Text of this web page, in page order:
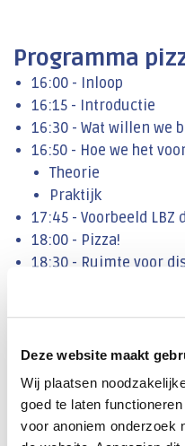
Deze website maakt
Wij plaatsen
goed te laten
voor anoniem onderzoek
Programma
16:00 - Inloop
16:15 - Introductie
16:30 - Wat willen we
16:50 - Hoe we het
Theorie
Praktijk
17:45 - Voorbeeld LBZ
18:00 - Pizza!
18:30 - Ruimte voor
Praktische
Wanneer:donderdag 7
Tijdstip:16.00 - 19.30